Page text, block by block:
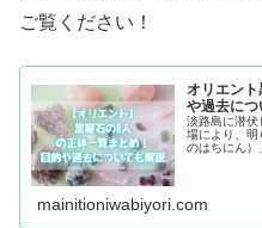
ご覧ください！
オリエン
や過去に
淡路島に潜伏
場により、明
のはちにん）
mainitioniwabiyori.com